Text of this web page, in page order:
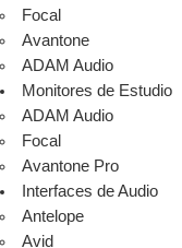
Focal
Avantone
ADAM Audio
Monitores de Estudio
ADAM Audio
Focal
Avantone Pro
Interfaces de Audio
Antelope
Avid